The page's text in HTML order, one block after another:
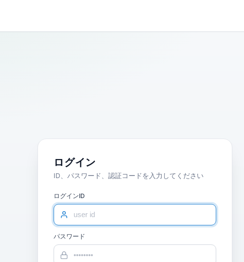
ログイン
ID、パスワード、認証コードを入力してください
ログインID
パスワード